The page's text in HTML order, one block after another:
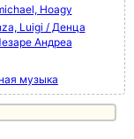
Hoagy
Luigi / Денца
Андреа
музыка